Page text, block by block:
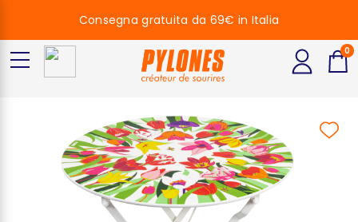
Consegna gratuita da 69€ in Italia
0